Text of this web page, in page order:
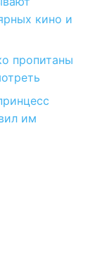
кино и
пропитаны
им